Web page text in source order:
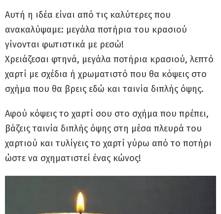
Αυτή η ιδέα είναι από τις καλύτερες που
ανακαλύψαμε: μεγάλα ποτήρια του κρασιού
γίνονται φωτιστικά με ρεσώ!
Χρειάζεσαι φτηνά, μεγάλα ποτήρια κρασιού, λεπτό
χαρτί με σχέδια ή χρωματιστό που θα κόψεις στο
σχήμα που θα βρεις εδώ και ταινία διπλής όψης.
Αφού κόψεις το χαρτί σου στο σχήμα που πρέπει,
βάζεις ταινία διπλής όψης στη μέσα πλευρά του
χαρτιού και τυλίγεις το χαρτί γύρω από το ποτήρι
ώστε να σχηματιστεί ένας κώνος!